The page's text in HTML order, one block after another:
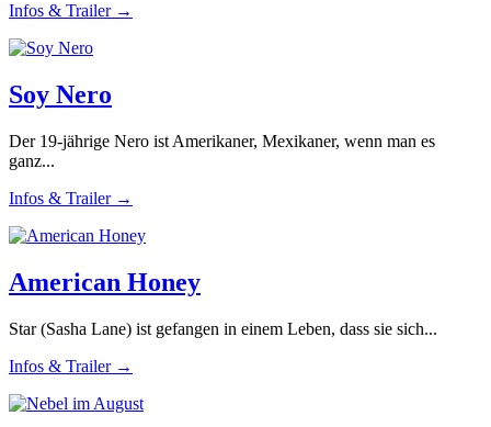
Infos & Trailer →
Soy Nero
Der 19-jährige Nero ist Amerikaner, Mexikaner, wenn man es
ganz...
Infos & Trailer →
American Honey
Star (Sasha Lane) ist gefangen in einem Leben, dass sie sich...
Infos & Trailer →